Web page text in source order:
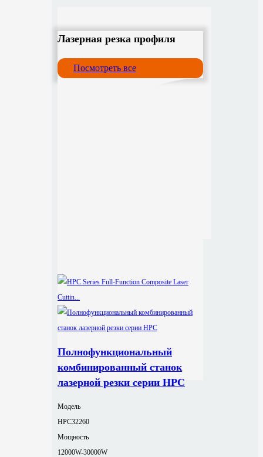
Лазерная резка профиля
Посмотреть все
Полнофункциональный
комбинированный станок
лазерной резки серии HPC
Модель
HPC32260
Мощность
12000W-30000W